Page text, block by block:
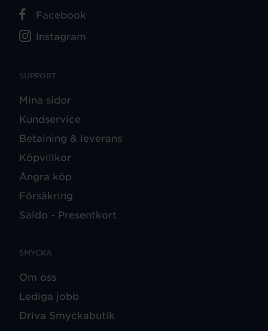
SUPPORT
Mina sidor
Kundservice
Betalning & leverans
Köpvillkor
Ångra köp
Försäkring
Saldo - Presentkort
SMYCKA
Om oss
Lediga jobb
Driva Smyckabutik
Facebook
Instagram